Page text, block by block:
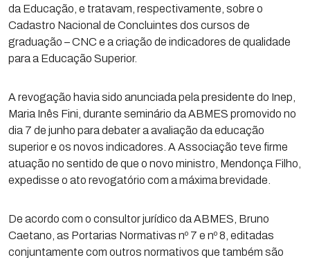
da Educação, e tratavam, respectivamente, sobre o
Cadastro Nacional de Concluintes dos cursos de
graduação – CNC e a criação de indicadores de qualidade
para a Educação Superior.
A revogação havia sido anunciada pela presidente do Inep,
Maria Inês Fini, durante seminário da ABMES promovido no
dia 7 de junho para debater a avaliação da educação
superior e os novos indicadores. A Associação teve firme
atuação no sentido de que o novo ministro, Mendonça Filho,
expedisse o ato revogatório com a máxima brevidade.
De acordo com o consultor jurídico da ABMES, Bruno
Caetano, as Portarias Normativas nº 7 e nº 8, editadas
conjuntamente com outros normativos que também são